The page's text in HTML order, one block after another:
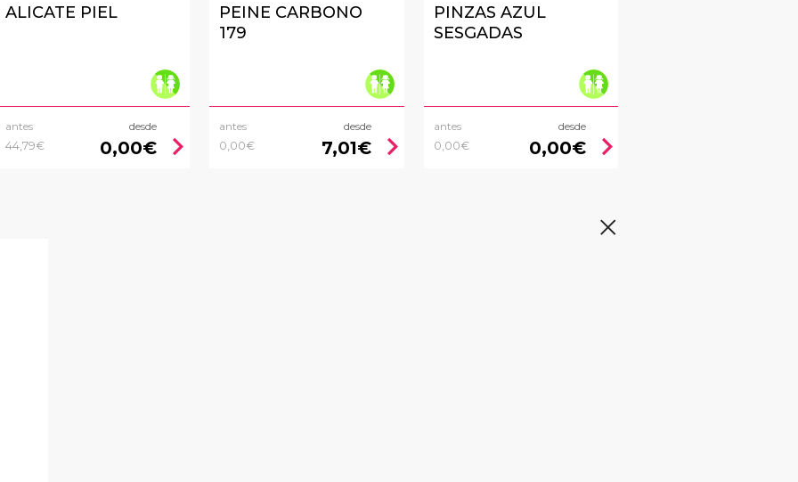
ALICATE PIEL
antes
44,79€
desde
0,00€ chevron_right
PEINE CARBONO
179
antes
0,00€
desde
7,01€ chevron_right
PINZAS AZUL
SESGADAS
antes
0,00€
desde
0,00€ chevron_right